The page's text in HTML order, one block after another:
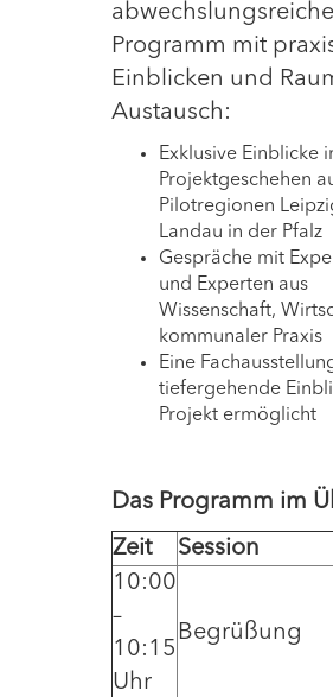
Programm mit
Einblicken und
Austausch:
Exklusive Einblicke
Projektgeschehen
Pilotregionen
Landau in der Pfalz
Gespräche mit
und Experten aus
Wissenschaft,
kommunaler Praxis
Eine
tiefergehende
Projekt ermöglicht
Das Programm im
Zeit
Session
10:00
–
10:15
Uhr
Begrüßung